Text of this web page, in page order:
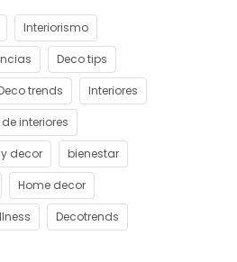
Interiorismo
Deco tips
trends Interiores
interiores
y decor bienestar
Home decor
Decotrends